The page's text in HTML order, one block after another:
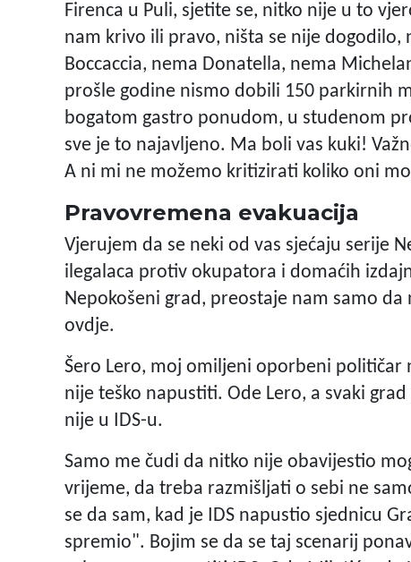
Firenca u Puli, sjetite se, nitko nije u to
nam krivo ili pravo, ništa se nije dogodilo,
Boccaccia, nema Donatella, nema
prošle godine nismo dobili 150 parkirnih
bogatom gastro ponudom, u studenom
sve je to najavljeno. Ma boli vas kuki!
A ni mi ne možemo kritizirati koliko oni
Pravovremena evakuacija
Vjerujem da se neki od vas sjećaju serije
ilegalaca protiv okupatora i domaćih
Nepokošeni grad, preostaje nam samo
ovdje.
Šero Lero, moj omiljeni oporbeni političar
nije teško napustiti. Ode Lero, a svaki
nije u IDS-u.
Samo me čudi da nitko nije obavijestio
vrijeme, da treba razmišljati o sebi ne
se da sam, kad je IDS napustio sjednicu
spremio". Bojim se da se taj scenarij